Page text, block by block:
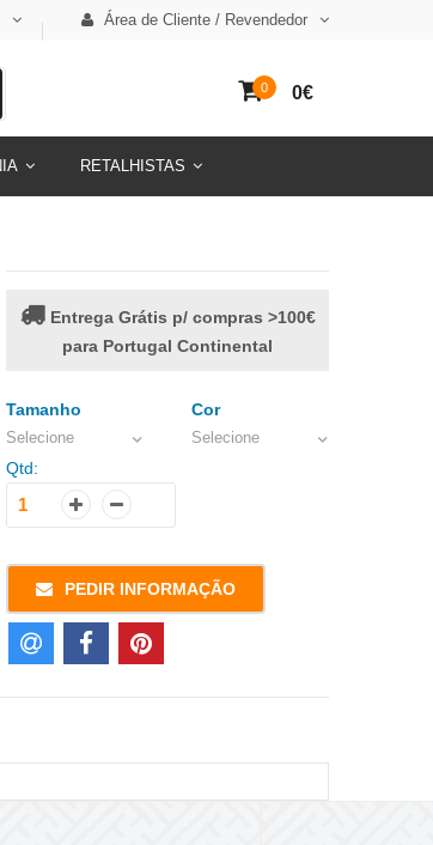
Área de Cliente / Revendedor
RETALHISTAS
0 0€
Entrega Grátis p/ compras >100€
para Portugal Continental
Tamanho
Selecione
Cor
Selecione
Qtd:
PEDIR INFORMAÇÃO